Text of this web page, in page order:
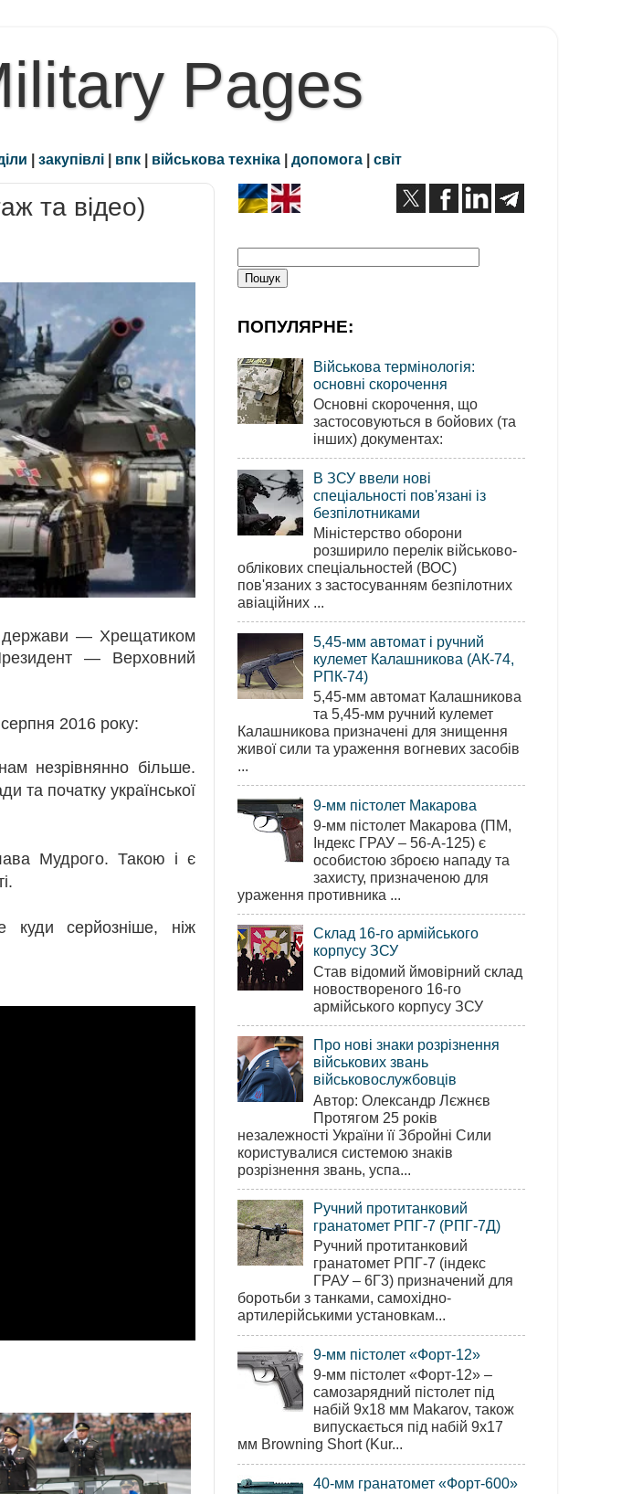
Pages
| закупівлі | впк | військова техніка | допомога | світ
та відео)
держави — Хрещатиком
— Верховний
2016 року:
незрівнянно більше.
та початку української
Мудрого. Такою і є
серйозніше, ніж
ПОПУЛЯРНЕ:
Військова термінологія:
основні скорочення
Основні скорочення, що
застосовуються в бойових (та
інших) документах:
В ЗСУ ввели нові
спеціальності пов'язані із
безпілотниками
Міністерство оборони
розширило перелік військово-
облікових спеціальностей (ВОС)
пов'язаних з застосуванням безпілотних
авіаційних ...
5,45-мм автомат і ручний
кулемет Калашникова (АК-74,
РПК-74)
5,45-мм автомат Калашникова
та 5,45-мм ручний кулемет
Калашникова призначені для знищення
живої сили та ураження вогневих засобів
...
9-мм пістолет Макарова
9-мм пістолет Макарова (ПМ,
Індекс ГРАУ – 56-А-125) є
особистою зброєю нападу та
захисту, призначеною для
ураження противника ...
Склад 16-го армійського
корпусу ЗСУ
Став відомий ймовірний склад
новоствореного 16-го
армійського корпусу ЗСУ
Про нові знаки розрізнення
військових звань
військовослужбовців
Автор: Олександр Лєжнєв
Протягом 25 років
незалежності України її Збройні Сили
користувалися системою знаків
розрізнення звань, успа...
Ручний протитанковий
гранатомет РПГ-7 (РПГ-7Д)
Ручний протитанковий
гранатомет РПГ-7 (індекс
ГРАУ – 6Г3) призначений для
боротьби з танками, самохідно-
артилерійськими установкам...
9-мм пістолет «Форт-12»
9-мм пістолет «Форт-12» –
самозарядний пістолет під
набій 9х18 мм Makarov, також
випускається під набій 9х17
мм Browning Short (Kur...
40-мм гранатомет «Форт-600»